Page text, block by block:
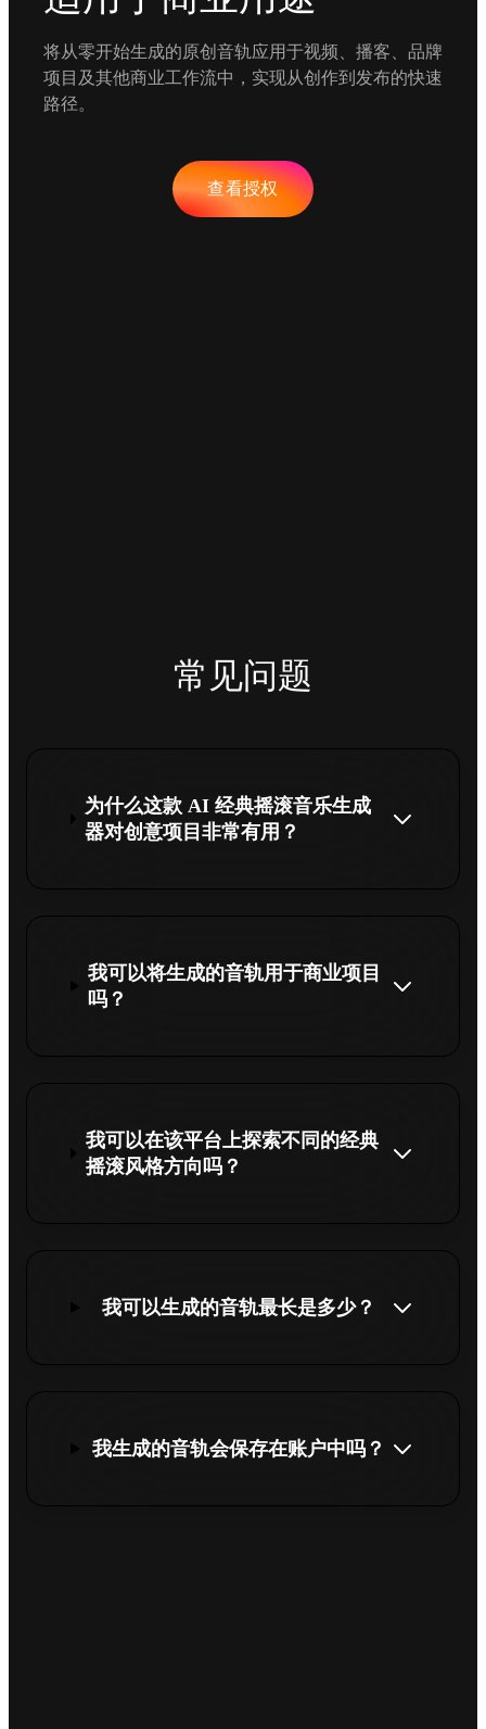
将从零开始生成的原创音轨应用于视频、播客、品牌
项目及其他商业工作流中，实现从创作到发布的快速
路径。
查看授权
常见问题
为什么这款 AI 经典摇滚音乐生成
器对创意项目非常有用？
我可以将生成的音轨用于商业项目
吗？
我可以在该平台上探索不同的经典
摇滚风格方向吗？
我可以生成的音轨最长是多少？
我生成的音轨会保存在账户中吗？